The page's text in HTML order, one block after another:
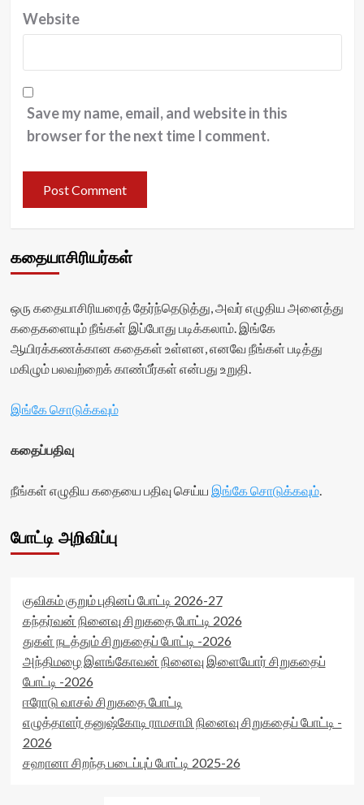
Website
Save my name, email, and website in this
browser for the next time I comment.
கதையாசிரியர்கள்
ஒரு கதையாசிரியரைத் தேர்ந்தெடுத்து, அவர் எழுதிய அனைத்து
கதைகளையும் நீங்கள் இப்போது படிக்கலாம். இங்கே
ஆயிரக்கணக்கான கதைகள் உள்ளன, எனவே நீங்கள் படித்து
மகிழும் பலவற்றைக் காண்பீர்கள் என்பது உறுதி.
இங்கே சொடுக்கவும்
கதைப்பதிவு
நீங்கள் எழுதிய கதையை பதிவு செய்ய இங்கே சொடுக்கவும்.
போட்டி அறிவிப்பு
குவிகம் குறும் புதினப் போட்டி 2026-27
கந்தர்வன் நினைவு சிறுகதை போட்டி 2026
துகள் நடத்தும் சிறுகதைப் போட்டி -2026
அந்திமழை இளங்கோவன் நினைவு இளையோர் சிறுகதைப்
போட்டி -2026
ஈரோடு வாசல் சிறுகதை போட்டி
எழுத்தாளர் தனுஷ்கோடி ராமசாமி நினைவு சிறுகதைப் போட்டி -
2026
சஹானா சிறந்த படைப்புப் போட்டி 2025-26